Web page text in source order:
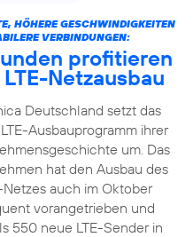
HÖHERE GESCHWINDIGKEITEN
VERBINDUNGEN:
profitieren
Netzausbau
Deutschland setzt das
Ausbauprogramm ihrer
um. Das
hat den Ausbau des
auch im Oktober
vorangetrieben und
550 neue LTE-Sender in